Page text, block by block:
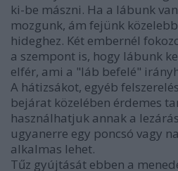
ki-be mászni. Ha a lábunk
mozgunk, ám fejünk
hideghez. Két embernél
a szempont is, hogy lábunk
elfér, ami a "láb befelé"
A hátizsákot, egyéb
bejárat közelében érdemes
használhatjuk annak a
ugyanerre egy poncsó vagy
alkalmas lehet.
Tűz gyújtását ebben a